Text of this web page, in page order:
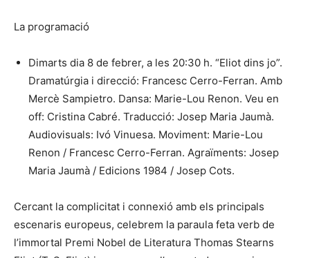
La programació
Dimarts dia 8 de febrer, a les 20:30 h. “Eliot dins jo”.
Dramatúrgia i direcció: Francesc Cerro-Ferran. Amb
Mercè Sampietro. Dansa: Marie-Lou Renon. Veu en
off: Cristina Cabré. Traducció: Josep Maria Jaumà.
Audiovisuals: Ivó Vinuesa. Moviment: Marie-Lou
Renon / Francesc Cerro-Ferran. Agraïments: Josep
Maria Jaumà / Edicions 1984 / Josep Cots.
Cercant la complicitat i connexió amb els principals
escenaris europeus, celebrem la paraula feta verb de
l’immortal Premi Nobel de Literatura Thomas Stearns